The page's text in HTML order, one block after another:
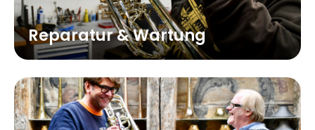
Reparatur & Wartung